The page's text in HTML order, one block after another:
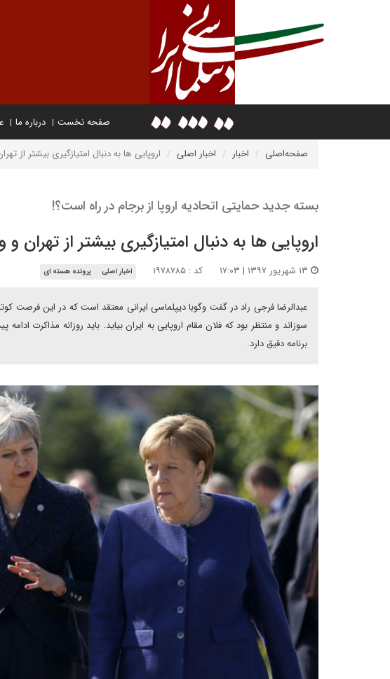
صفحه نخست درباره ما
صفحه‌اصلی اخبار اخبار اصلی اروپایی ها به دنبال امتیازگیری بیشتر از
بسته جدید حمایتی اتحادیه اروپا از برجام در راه است؟!
اروپایی ها به دنبال امتیازگیری بیشتر از تهران
کد : ۱۹۷۸۷۸۵ اخبار اصلی پرونده هسته ای
عبدالرضا فرجی راد در گفت وگوبا دیپلماسی ایرانی معتقد است که در این فرصت
سوزاند و منتظر بود که فلان مقام اروپایی به ایران بیاید. باید روزانه مذاکرت
برنامه دقیق دارد.